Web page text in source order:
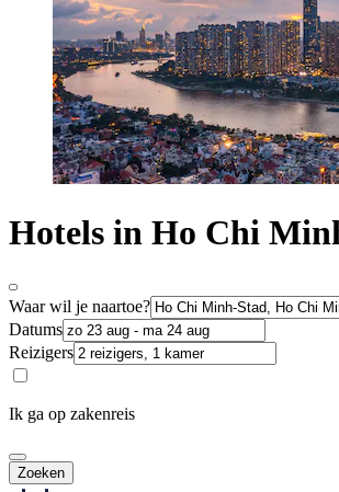
Hotels in Ho Chi
Waar wil je naartoe?
Datums
Reizigers
Ik ga op zakenreis
Zoeken